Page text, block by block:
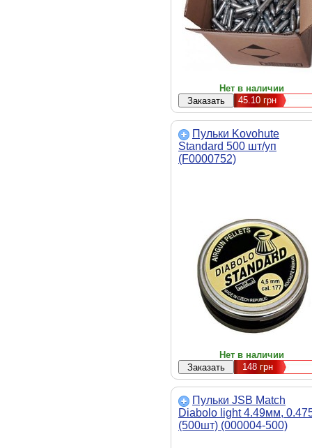
Нет в наличии
45.10 грн
Пульки Kovohute
Standard 500 шт/уп
(F0000752)
Нет в наличии
148грн
Пульки JSB Match
Diabolo light 4.49мм,
(500шт) (000004-500)